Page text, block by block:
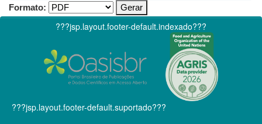
Formato:
???jsp.layout.footer-default.indexado???
???jsp.layout.footer-default.suportado???